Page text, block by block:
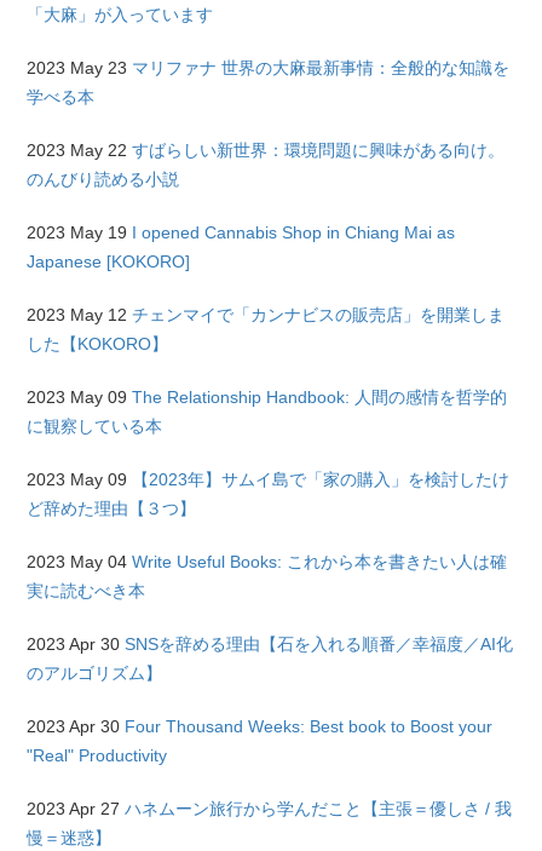
「大麻」が入っています
2023 May 23 マリファナ 世界の大麻最新事情：全般的な知識を
学べる本
2023 May 22 すばらしい新世界：環境問題に興味がある向け。
のんびり読める小説
2023 May 19 I opened Cannabis Shop in Chiang Mai as
Japanese [KOKORO]
2023 May 12 チェンマイで「カンナビスの販売店」を開業しま
した【KOKORO】
2023 May 09 The Relationship Handbook: 人間の感情を哲学的
に観察している本
2023 May 09
【2023年】サムイ島で「家の購入」を検討したけ
ど辞めた理由【３つ】
2023 May 04 Write Useful Books: これから本を書きたい人は確
実に読むべき本
2023 Apr 30 SNSを辞める理由【石を入れる順番／幸福度／AI化
のアルゴリズム】
2023 Apr 30 Four Thousand Weeks: Best book to Boost your
"Real" Productivity
2023 Apr 27 ハネムーン旅行から学んだこと【主張＝優しさ / 我
慢＝迷惑】